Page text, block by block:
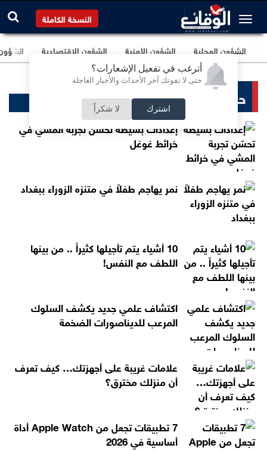
أترغب في تفعيل الإشعارات؟
حتى لا تفوتك آخر الأحداث والأخبار العاجلة
اشترك لا شكراً
النسخة الكاملة
الشؤون المحلية الشؤون الأمنية الشؤون الإقتصادية
حوادث ساخنة
إعدادات بسيطة تحسّن تجربة المشي في
خرائط غوغل
نمر يهاجم طفلاً في متنزه الزوراء ببغداد
10 أشياء يتم تأجيلها كثيراً .. من بينها
اللطف مع النفس!
اكتشاف علمي جديد يكشف السلوك
المرعب للديناصورات الضخمة
علامات غريبة على أجهزتك… كيف تعرف
أن منزلك مخترق؟
7 تطبيقات تجعل من Apple Watch أداة
أساسية في 2026